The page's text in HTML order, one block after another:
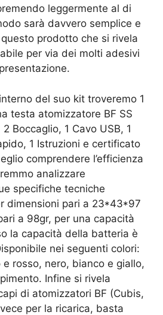
leggermente al di
sarà davvero semplice e
prodotto che si rivela
per via dei molti adesivi
del suo kit troveremo 1
testa atomizzatore BF SS
Boccaglio, 1 Cavo USB, 1
1 Istruzioni e certificato
comprendere l’efficienza
analizzare
specifiche tecniche
dimensioni pari a 23*43*97
a 98gr, per una capacità
la capacità della batteria è
nei seguenti colori:
rosso, nero, bianco e giallo,
Infine si rivela
di atomizzatori BF (Cubis,
per la ricarica, basta